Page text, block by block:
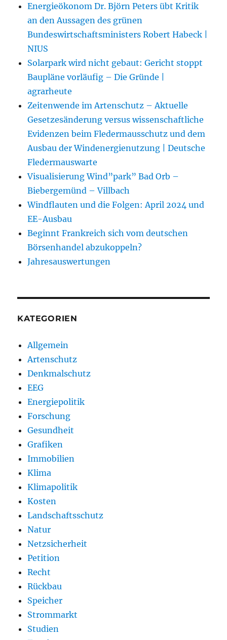
Energieökonom Dr. Björn Peters übt Kritik
an den Aussagen des grünen
Bundeswirtschaftsministers Robert Habeck |
NIUS
Solarpark wird nicht gebaut: Gericht stoppt
Baupläne vorläufig – Die Gründe |
agrarheute
Zeitenwende im Artenschutz – Aktuelle
Gesetzesänderung versus wissenschaftliche
Evidenzen beim Fledermausschutz und dem
Ausbau der Windenergienutzung | Deutsche
Fledermauswarte
Visualisierung Wind”park” Bad Orb –
Biebergemünd – Villbach
Windflauten und die Folgen: April 2024 und
EE-Ausbau
Beginnt Frankreich sich vom deutschen
Börsenhandel abzukoppeln?
Jahresauswertungen
KATEGORIEN
Allgemein
Artenschutz
Denkmalschutz
EEG
Energiepolitik
Forschung
Gesundheit
Grafiken
Immobilien
Klima
Klimapolitik
Kosten
Landschaftsschutz
Natur
Netzsicherheit
Petition
Recht
Rückbau
Speicher
Strommarkt
Studien